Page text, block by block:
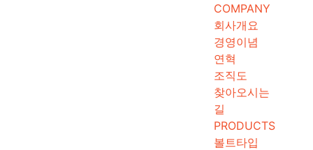
COMPANY
회사개요
경영이념
연혁
조직도
찾아오시는
길
PRODUCTS
볼트타입